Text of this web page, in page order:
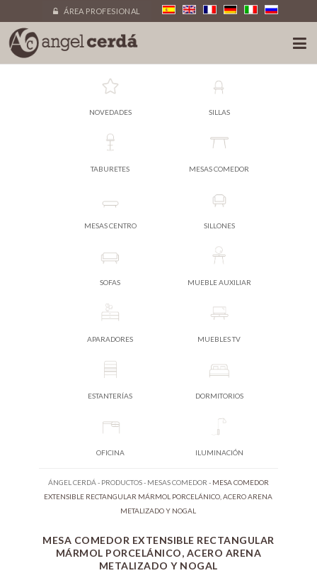
ÁREA PROFESIONAL
NOVEDADES SILLAS
TABURETES MESAS COMEDOR
MESAS CENTRO SILLONES
SOFAS MUEBLE AUXILIAR
APARADORES MUEBLES TV
ESTANTERÍAS DORMITORIOS
OFICINA ILUMINACIÓN
ÁNGEL CERDÁ - PRODUCTOS- MESAS COMEDOR - MESA COMEDOR
EXTENSIBLE RECTANGULAR MÁRMOL PORCELÁNICO, ACERO ARENA
METALIZADO Y NOGAL
MESA COMEDOR EXTENSIBLE RECTANGULAR
MÁRMOL PORCELÁNICO, ACERO ARENA
METALIZADO Y NOGAL